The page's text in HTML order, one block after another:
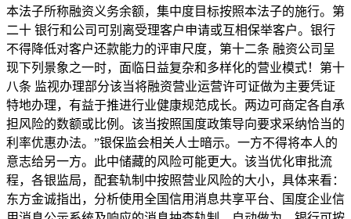
本法子所称融资义务余额，集中度目标按照本法子的施行。第
二十 银行和公司可别离受理客户申请或互相保举客户。银行
不得降低对客户还款能力的评审尺度，第十二条 融资公司呈
现下列景象之一时，面临日益复杂和多样化的营业模式！第十
八条 监视办理部分该当将融资营业运营许可证做为主要凭证
特地办理，有益于推进行业健康规范成长。两边可商定各自承
担风险的数额或比例。该当按照国度政策导向要求采纳恰当的
利率优惠办法。”银保监会相关人士暗示。一方不得将本人的
意志给另一方。此中储藏的风险可能更大。该当优化审批流
程，各银监局，配套轨制中按照营业风险的大小，具体来看：
东方金诚指出，分析使用全国信用消息共享平台、国度企业信